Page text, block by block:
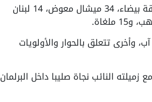
وبعد انتهاء فرز الأصوات جاءت النتائج على الشكل التالي: 37 ورقة بيضاء، 34 ميشال معوض، 14 لبنان
مع الإشارة إلى أن الأوراق الملغاة تحمل عبارات تتعلق بقضية 4 آب، وأخرى تتعلق بالحوار والأولويات
النائب نجاة صليبا داخل البرلمان